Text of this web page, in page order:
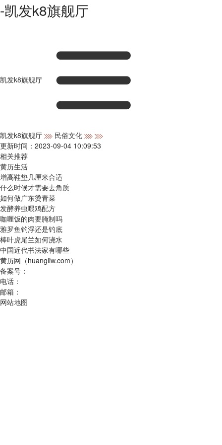
-凯发k8旗舰厅
凯发k8旗舰厅
凯发k8旗舰厅
民俗文化
更新时间：2023-09-04 10:09:53
相关推荐
黄历生活
增高鞋垫几厘米合适
什么时候才需要去角质
如何做广东烫青菜
发酵养虫喂鸡配方
咖喱饭的肉要腌制吗
雅罗鱼钓浮还是钓底
棒叶虎尾兰如何浇水
中国近代书法家有哪些
黄历网（huangliw.com）
备案号：
电话：
邮箱：
网站地图